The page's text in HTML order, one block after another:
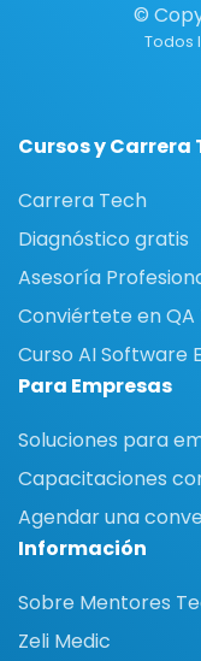
©
Todos
Cursos y Carrera
Carrera Tech
Diagnóstico gratis
Asesoría
Conviértete en
Curso AI Software
Para Empresas
Soluciones para
Capacitaciones
Agendar una
Información
Sobre Mentores
Zeli Medic